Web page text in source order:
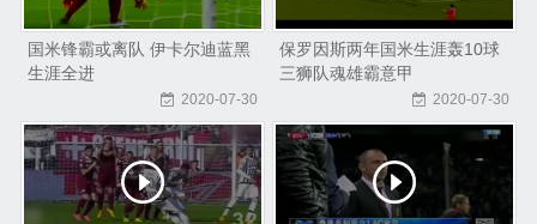
国米锋霸或离队 伊卡尔迪蓝黑
生涯全进
2020-07-30
保罗因斯两年国米生涯轰10球
三狮队魂雄霸意甲
2020-07-30